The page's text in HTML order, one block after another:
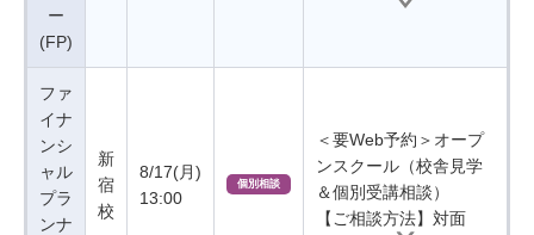
ー
(FP)
ファ
イナ
ンシ
ャル
プラ
ンナ
新
宿
校
8/17(月)
13:00
個別相談
＜要Web予約＞オープ
ンスクール（校舎見学
＆個別受講相談）
【ご相談方法】対面